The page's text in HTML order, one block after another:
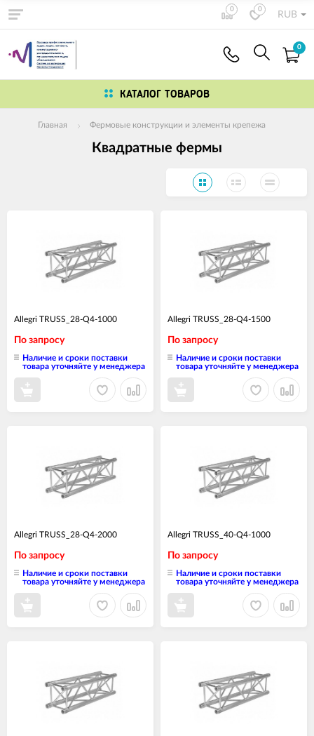
0 0
RUB
0
КАТАЛОГ ТОВАРОВ
Главная Фермовые конструкции и элементы крепежа
Квадратные фермы
Allegri TRUSS_28-Q4-1000
По запросу
Наличие и сроки поставки
товара уточняйте у менеджера
Allegri TRUSS_28-Q4-1500
По запросу
Наличие и сроки поставки
товара уточняйте у менеджера
Allegri TRUSS_28-Q4-2000
По запросу
Наличие и сроки поставки
товара уточняйте у менеджера
Allegri TRUSS_40-Q4-1000
По запросу
Наличие и сроки поставки
товара уточняйте у менеджера